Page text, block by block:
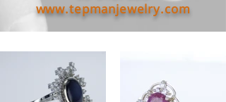
www.tepmanjewelry.com